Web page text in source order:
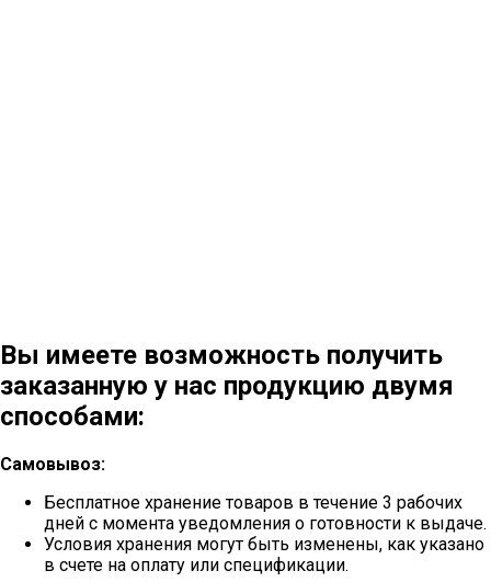
Вы имеете возможность получить
заказанную у нас продукцию двумя
способами:
Самовывоз:
Бесплатное хранение товаров в течение 3 рабочих
дней с момента уведомления о готовности к выдаче.
Условия хранения могут быть изменены, как указано
в счете на оплату или спецификации.